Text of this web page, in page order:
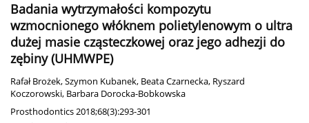
Badania wytrzymałości kompozytu
wzmocnionego włóknem polietylenowym o ultra
dużej masie cząsteczkowej oraz jego adhezji do
zębiny (UHMWPE)
Rafał Brożek,Szymon Kubanek, Beata Czarnecka, Ryszard
Koczorowski, Barbara Dorocka-Bobkowska
Prosthodontics 2018;68(3):293-301